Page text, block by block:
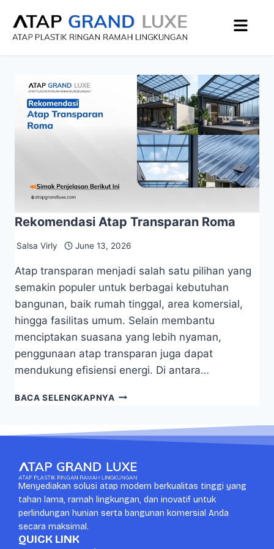
Rekomendasi Atap Transparan Roma
Salsa Virly June 13, 2026
Atap transparan menjadi salah satu pilihan yang
semakin populer untuk berbagai kebutuhan
bangunan, baik rumah tinggal, area komersial,
hingga fasilitas umum. Selain membantu
menciptakan suasana yang lebih nyaman,
penggunaan atap transparan juga dapat
mendukung efisiensi energi. Di antara…
BACA SELENGKAPNYA
Menyediakan solusi atap modern berkualitas tinggi yang
tahan lama, ramah lingkungan, dan inovatif untuk
perlindungan hunian serta bangunan komersial Anda
secara maksimal.
QUICK LINK